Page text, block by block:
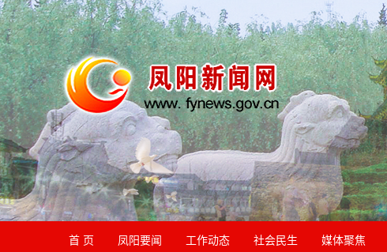
首 页 凤阳要闻 工作动态 社会民生 媒体聚焦